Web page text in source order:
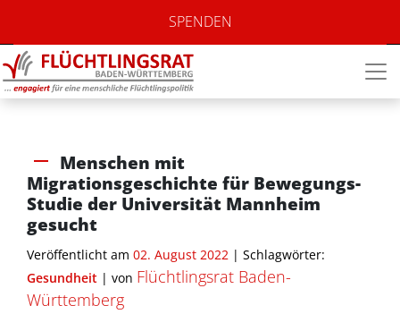
SPENDEN
Menschen mit
Migrationsgeschichte für Bewegungs-
Studie der Universität Mannheim
gesucht
Veröffentlicht am 02. August 2022 | Schlagwörter:
Gesundheit | von Flüchtlingsrat Baden-
Württemberg